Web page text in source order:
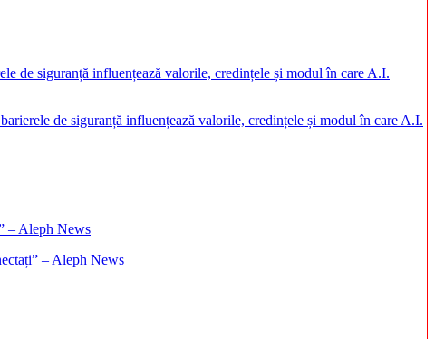
de siguranță influențează valorile, credințele și modul în care A.I.
– Aleph News